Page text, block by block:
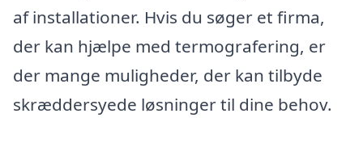
af installationer. Hvis du søger et firma,
der kan hjælpe med termografering, er
der mange muligheder, der kan tilbyde
skræddersyede løsninger til dine behov.